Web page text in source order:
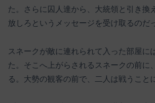
た。さらに囚人達から、大統領と引き換
放しろというメッセージを受け取るのだ
スネークが敵に連れられて入った部屋に
た。そこへ上がらされるスネークの前に
る。大勢の観客の前で、二人は戦うこと